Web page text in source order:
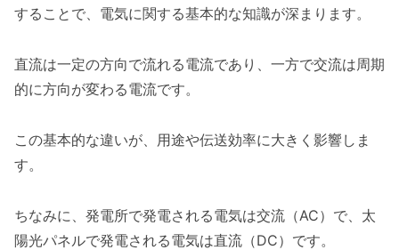
することで、電気に関する基本的な知識が深まります。
直流は一定の方向で流れる電流であり、一方で交流は周期
的に方向が変わる電流です。
この基本的な違いが、用途や伝送効率に大きく影響しま
す。
ちなみに、発電所で発電される電気は交流（AC）で、太
陽光パネルで発電される電気は直流（DC）です。